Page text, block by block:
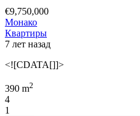
€9,750,000
Монако
Квартиры
7 лет назад
<![CDATA[]]>
390 m2
4
1